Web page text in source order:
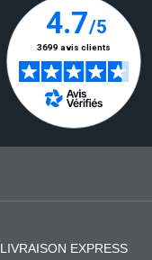
LIVRAISON EXPRESS